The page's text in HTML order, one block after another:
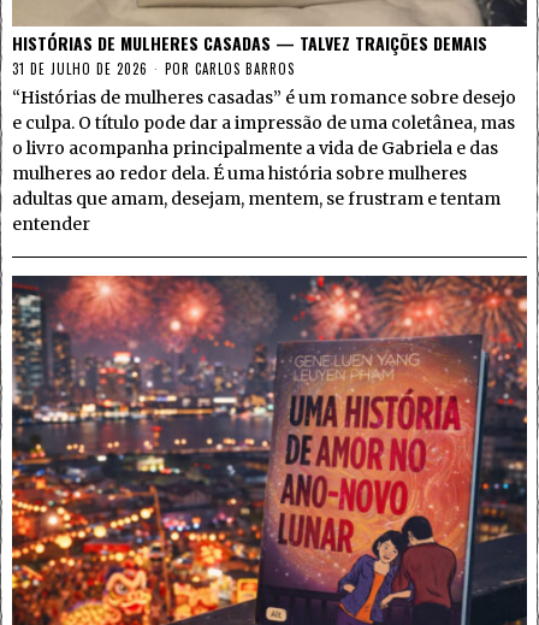
HISTÓRIAS DE MULHERES CASADAS — TALVEZ TRAIÇÕES DEMAIS
31 DE JULHO DE 2026 POR CARLOS BARROS
“Histórias de mulheres casadas” é um romance sobre desejo
e culpa. O título pode dar a impressão de uma coletânea, mas
o livro acompanha principalmente a vida de Gabriela e das
mulheres ao redor dela. É uma história sobre mulheres
adultas que amam, desejam, mentem, se frustram e tentam
entender